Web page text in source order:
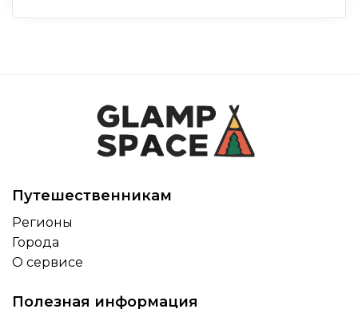
Путешественникам
Регионы
Города
О сервисе
Полезная информация